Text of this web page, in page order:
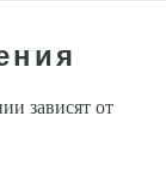
зависят от